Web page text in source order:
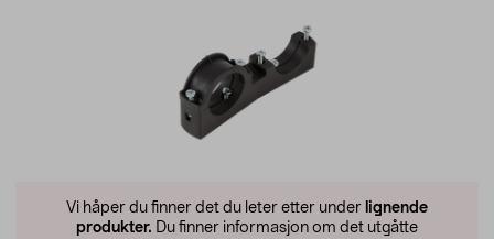
Vi håper du finner det du leter etter under lignende
produkter. Du finner informasjon om det utgåtte